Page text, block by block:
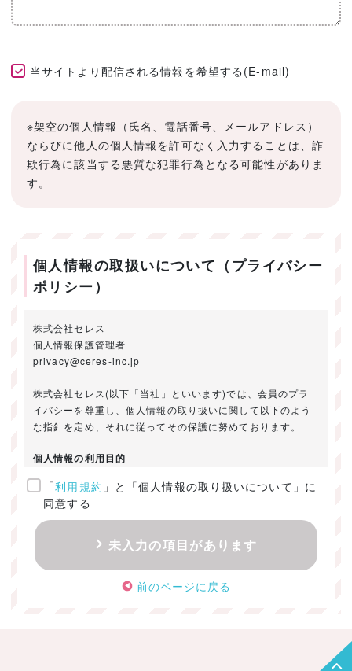
当サイトより配信される情報を希望する(E-mail)
※架空の個人情報（氏名、電話番号、メールアドレス）
ならびに他人の個人情報を許可なく入力することは、詐
欺行為に該当する悪質な犯罪行為となる可能性がありま
す。
個人情報の取扱いについて（プライバシー
ポリシー）
株式会社セレス
個人情報保護管理者
privacy@ceres-inc.jp
株式会社セレス(以下「当社」といいます)では、会員のプラ
イバシーを尊重し、個人情報の取り扱いに関して以下のよう
な指針を定め、それに従ってその保護に努めております。
個人情報の利用目的
ご提供いただきました個人情報は、以下のためにのみ利用い
たします。
・お問い合わせに対する回答及び資料送付のご連絡
・当社のお客様向けサービスの提供
・本人確認
・サービスの開発・改善のための分析
「利用規約 」と「個人情報の取り扱いについて」に
同意する
未入力の項目があります
前のページに戻る